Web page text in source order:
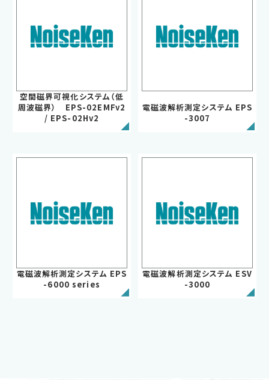
EMC試験器
RF関連製品・試験システム
修理・校正
サポートデスク
空間磁界可視化システム（低
周波磁界） EPS-02EMFv2
/ EPS-02Hv2
電磁波解析測定システム EPS
-3007
電磁波解析測定システム EPS
-6000 series
電磁波解析測定システム ESV
-3000